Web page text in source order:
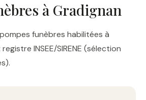
à Gradignan
funèbres habilitées à
INSEE/SIRENE (sélection